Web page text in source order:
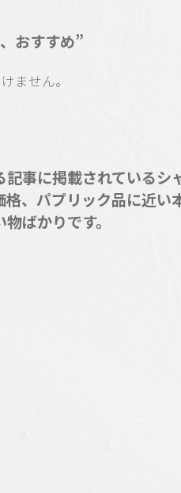
おすすめ”
ません。
事に掲載されているシ
、パプリック品に近い
ばかりです。